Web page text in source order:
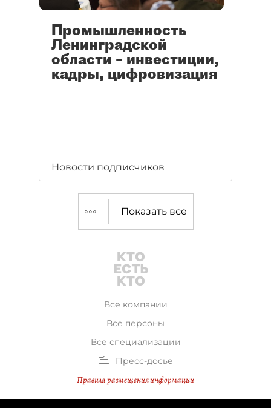
Промышленность
Ленинградской
области – инвестиции,
кадры, цифровизация
Новости подписчиков
Показать все
Все компании
Все персоны
Все специализации
Пресс-досье
Правила размещения информации